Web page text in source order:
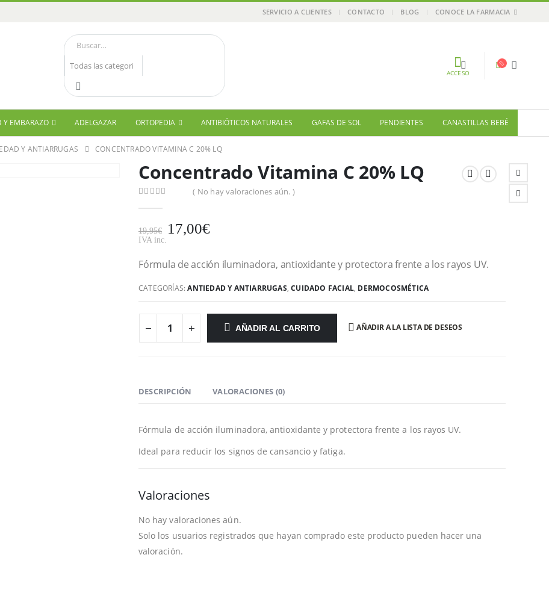
SERVICIO A CLIENTES CONTACTO BLOG CONOCE LA FARMACIA
ACCESO
Y EMBARAZO ADELGAZAR ORTOPEDIA ANTIBIÓTICOS NATURALES GAFAS DE SOL PENDIENTES CANASTILLAS BEBÉ
Y ANTIARRUGAS CONCENTRADO VITAMINA C 20% LQ
Concentrado Vitamina C 20% LQ
( No hay valoraciones aún. )
19,95€ 17,00€
IVA inc.
Fórmula de acción iluminadora, antioxidante y protectora frente a los rayos UV.
CATEGORÍAS:ANTIEDAD Y ANTIARRUGAS,CUIDADO FACIAL, DERMOCOSMÉTICA
AÑADIR AL CARRITO AÑADIR A LA LISTA DE DESEOS
DESCRIPCIÓN VALORACIONES (0)
Fórmula de acción iluminadora, antioxidante y protectora frente a los rayos UV.
Ideal para reducir los signos de cansancio y fatiga.
Valoraciones
No hay valoraciones aún.
Solo los usuarios registrados que hayan comprado este producto pueden hacer una
valoración.